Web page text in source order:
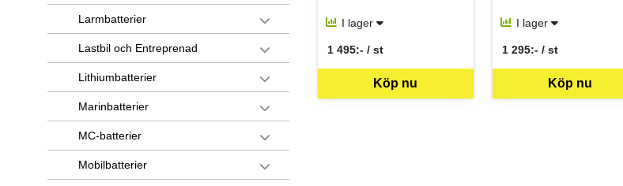
Larmbatterier
Lastbil och Entreprenad
Lithiumbatterier
Marinbatterier
MC-batterier
Mobilbatterier
I lager
Köp nu
1 495:- / st
SEK per ST
I lager
Köp nu
1 295:- / st
SEK per ST